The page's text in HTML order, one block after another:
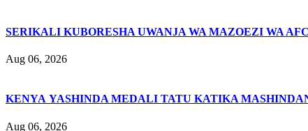
SERIKALI KUBORESHA UWANJA WA MAZOEZI WA
Aug 06, 2026
KENYA YASHINDA MEDALI TATU KATIKA
Aug 06, 2026